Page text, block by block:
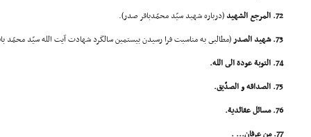
72. المرجع الشهید
(درباره شهید سیّد محمّدباقر صدر).
73. شهید الصدر
(مطالبى به مناسبت فرا رسیدن بیستمین سالگرد شهادت آیت الله سیّد محمّد
74. التوبة عودة الى الله.
75. الصداقه و الصدّیق.
76. مسائل عقائدیة.
77. من عرفان... .